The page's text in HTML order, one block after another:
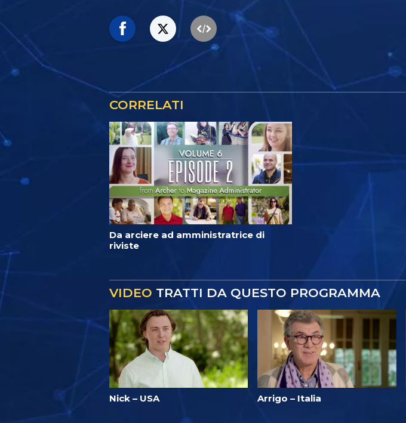
CORRELATI
Da arciere ad amministratrice di
riviste
VIDEO TRATTI DA QUESTO PROGRAMMA
Nick – USA Arrigo – Italia